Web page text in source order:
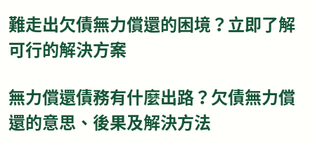
難走出欠債無力償還的困境？立即了解
可行的解決方案
無力償還債務有什麼出路？欠債無力償
還的意思、後果及解決方法